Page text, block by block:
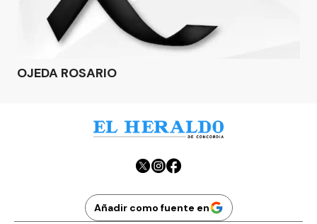
OJEDA ROSARIO
Añadir como fuente en